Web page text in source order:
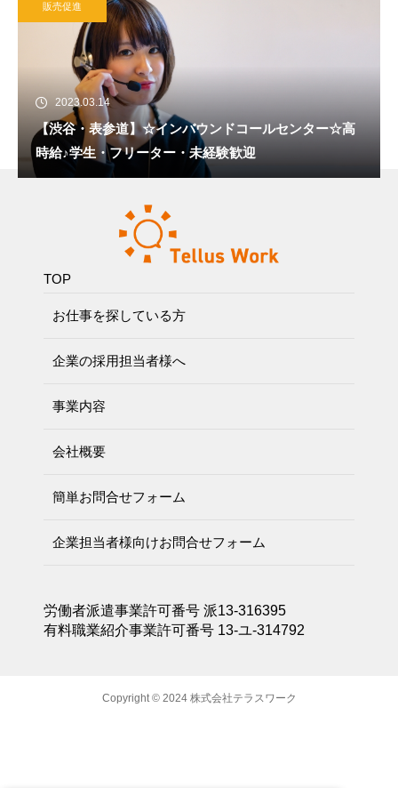
販売促進
2023.03.14
【渋谷・表参道】☆インバウンドコールセンター☆高
時給♪学生・フリーター・未経験歓迎
TOP
お仕事を探している方
企業の採用担当者様へ
事業内容
会社概要
簡単お問合せフォーム
企業担当者様向けお問合せフォーム
労働者派遣事業許可番号 派13-316395
有料職業紹介事業許可番号 13-ユ-314792
Copyright © 2024 株式会社テラスワーク